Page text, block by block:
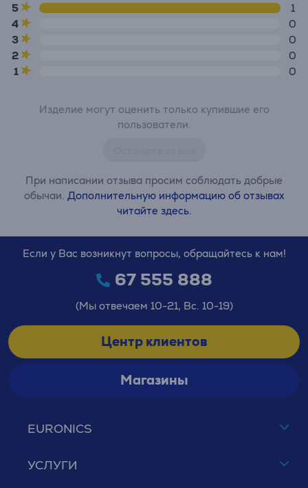
5
1
4
0
3
0
2
0
1
0
Изделие могут оценить только купившие его
пользователи.
При написании отзыва просим соблюдать добрые
обычаи. Дополнительную информацию об отзывах
читайте здесь.
EURONICS
УСЛУГИ
Если у Вас возникнут вопросы, обращайтесь к нам!
67 555 888
(Мы отвечаем 10-21, Вс. 10-19)
Центр клиентов
Магазины